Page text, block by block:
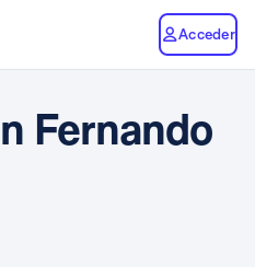
Acceder
Fernando